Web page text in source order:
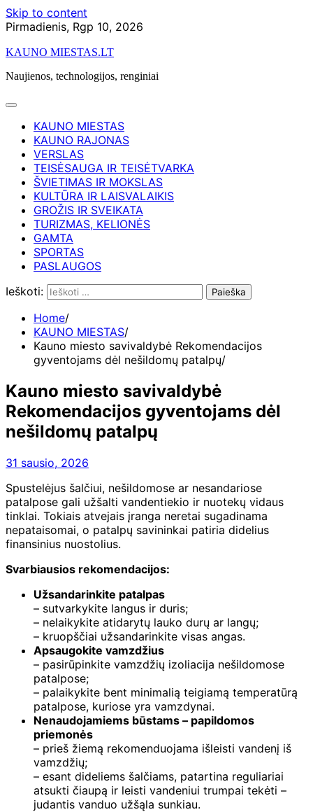
Skip to content
Pirmadienis, Rgp 10, 2026
KAUNO MIESTAS.LT
Naujienos, technologijos, renginiai
KAUNO MIESTAS
KAUNO RAJONAS
VERSLAS
TEISĖSAUGA IR TEISĖTVARKA
ŠVIETIMAS IR MOKSLAS
KULTŪRA IR LAISVALAIKIS
GROŽIS IR SVEIKATA
TURIZMAS, KELIONĖS
GAMTA
SPORTAS
PASLAUGOS
Ieškoti:
Home
KAUNO MIESTAS
Kauno miesto savivaldybė Rekomendacijos
gyventojams dėl nešildomų patalpų
Kauno miesto savivaldybė
Rekomendacijos gyventojams dėl
nešildomų patalpų
31 sausio, 2026
Spustelėjus šalčiui, nešildomose ar nesandariose
patalpose gali užšalti vandentiekio ir nuotekų vidaus
tinklai. Tokiais atvejais įranga neretai sugadinama
nepataisomai, o patalpų savininkai patiria didelius
finansinius nuostolius.
Svarbiausios rekomendacijos:
Užsandarinkite patalpas
– sutvarkykite langus ir duris;
– nelaikykite atidarytų lauko durų ar langų;
– kruopščiai užsandarinkite visas angas.
Apsaugokite vamzdžius
– pasirūpinkite vamzdžių izoliacija nešildomose
patalpose;
– palaikykite bent minimalią teigiamą temperatūrą
patalpose, kuriose yra vamzdynai.
Nenaudojamiems būstams – papildomos
priemonės
– prieš žiemą rekomenduojama išleisti vandenį iš
vamzdžių;
– esant dideliems šalčiams, patartina reguliariai
atsukti čiaupą ir leisti vandeniui trumpai tekėti –
judantis vanduo užšąla sunkiau.